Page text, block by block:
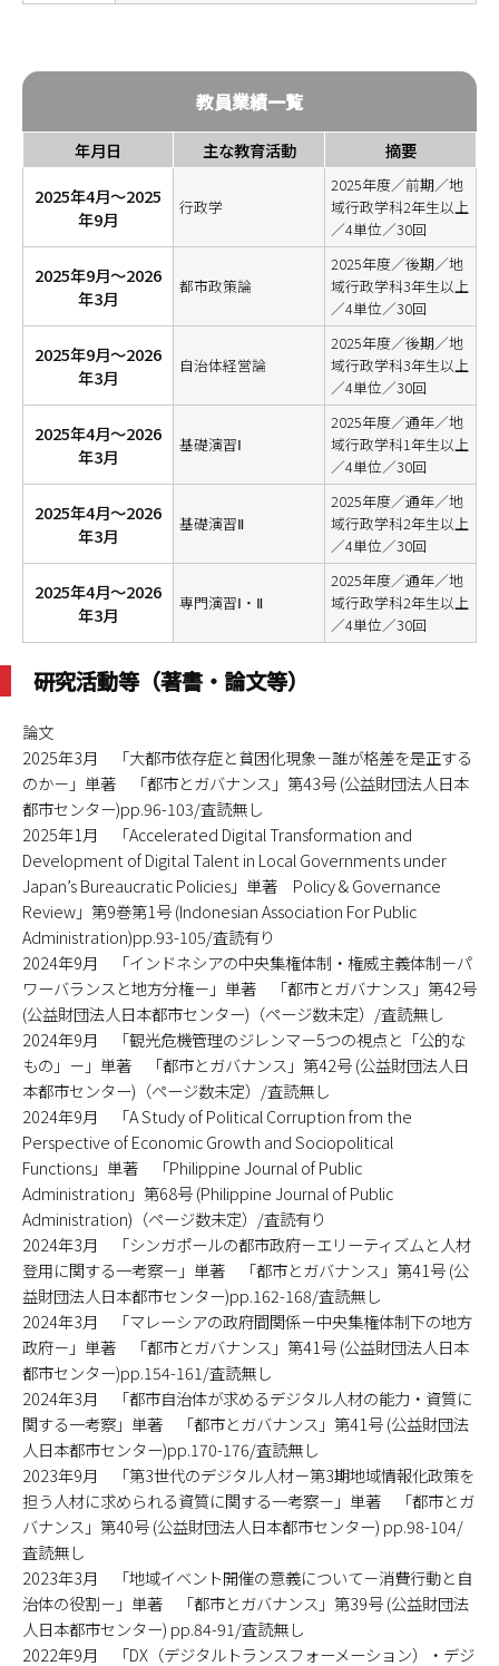
教員業績一覧
年月日 主な教育活動
摘要
2025年4月～2025
年9月
行政学
2025年度／前期／地
域行政学科2年生以上
／4単位／30回
2025年9月～2026
年3月
都市政策論
2025年度／後期／地
域行政学科3年生以上
／4単位／30回
2025年9月～2026
年3月
自治体経営論
2025年度／後期／地
域行政学科3年生以上
／4単位／30回
2025年4月～2026
年3月
基礎演習Ⅰ
2025年度／通年／地
域行政学科1年生以上
／4単位／30回
2025年4月～2026
年3月
基礎演習Ⅱ
2025年度／通年／地
域行政学科2年生以上
／4単位／30回
2025年4月～2026
年3月
専門演習Ⅰ・Ⅱ
2025年度／通年／地
域行政学科2年生以上
／4単位／30回
研究活動等（著書・論文等）
論文
2025年3月 「大都市依存症と貧困化現象－誰が格差を是正する
のか－」単著 「都市とガバナンス」第43号 (公益財団法人日本
都市センター)pp.96-103/査読無し
2025年1月 「Accelerated Digital Transformation and
Development of Digital Talent in Local Governments under
Japan’s Bureaucratic Policies」単著 Policy & Governance
Review」第9巻第1号 (Indonesian Association For Public
Administration)pp.93-105/査読有り
2024年9月 「インドネシアの中央集権体制・権威主義体制－パ
ワーバランスと地方分権－」単著 「都市とガバナンス」第42号
(公益財団法人日本都市センター)（ページ数未定）/査読無し
2024年9月 「観光危機管理のジレンマ－5つの視点と「公的な
もの」－」単著 「都市とガバナンス」第42号 (公益財団法人日
本都市センター)（ページ数未定）/査読無し
2024年9月 「A Study of Political Corruption from the
Perspective of Economic Growth and Sociopolitical
Functions」単著 「Philippine Journal of Public
Administration」第68号 (Philippine Journal of Public
Administration)（ページ数未定）/査読有り
2024年3月 「シンガポールの都市政府－エリーティズムと人材
登用に関する一考察－」単著 「都市とガバナンス」第41号 (公
益財団法人日本都市センター)pp.162-168/査読無し
2024年3月 「マレーシアの政府間関係－中央集権体制下の地方
政府－」単著 「都市とガバナンス」第41号 (公益財団法人日本
都市センター)pp.154-161/査読無し
2024年3月 「都市自治体が求めるデジタル人材の能力・資質に
関する一考察」単著 「都市とガバナンス」第41号 (公益財団法
人日本都市センター)pp.170-176/査読無し
2023年9月 「第3世代のデジタル人材－第3期地域情報化政策を
担う人材に求められる資質に関する一考察－」単著 「都市とガ
バナンス」第40号 (公益財団法人日本都市センター) pp.98-104/
査読無し
2023年3月 「地域イベント開催の意義について－消費行動と自
治体の役割－」単著 「都市とガバナンス」第39号 (公益財団法
人日本都市センター) pp.84-91/査読無し
2022年9月 「DX（デジタルトランスフォーメーション）・デジ